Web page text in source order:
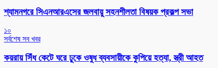
শ্যামনগরে সিএনআরএসের জলবায়ু সহনশীলতা বিষয়ক প্রকল্প সভা
১০
সর্বশেষ সব খবর
কয়রায় সিঁধ কেটে ঘরে ঢুকে ওষুধ ব্যবসায়ীকে কুপিয়ে হত্যা, স্ত্রী আহত